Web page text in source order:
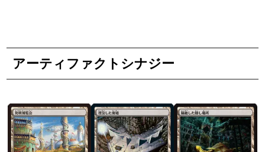
アーティファクトシナジー